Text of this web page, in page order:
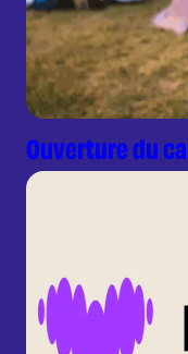
Ouverture du